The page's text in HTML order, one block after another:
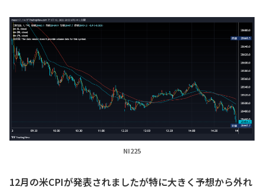
NI225
12月の米CPIが発表されましたが特に大きく予想から外れ